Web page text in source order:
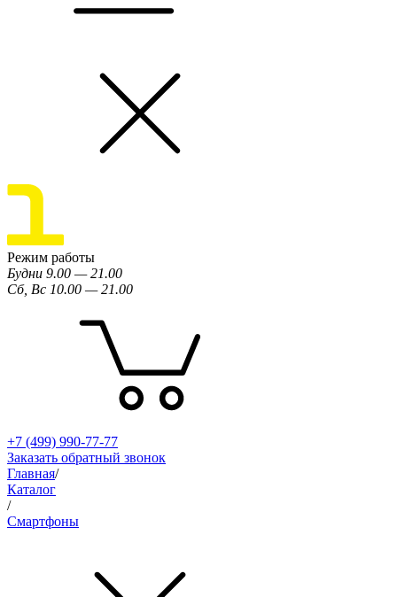
Режим работы
Будни 9.00 — 21.00
Сб, Вс 10.00 — 21.00
+7 (499) 990-77-77
Заказать обратный звонок
Главная/
Каталог
/
Смартфоны